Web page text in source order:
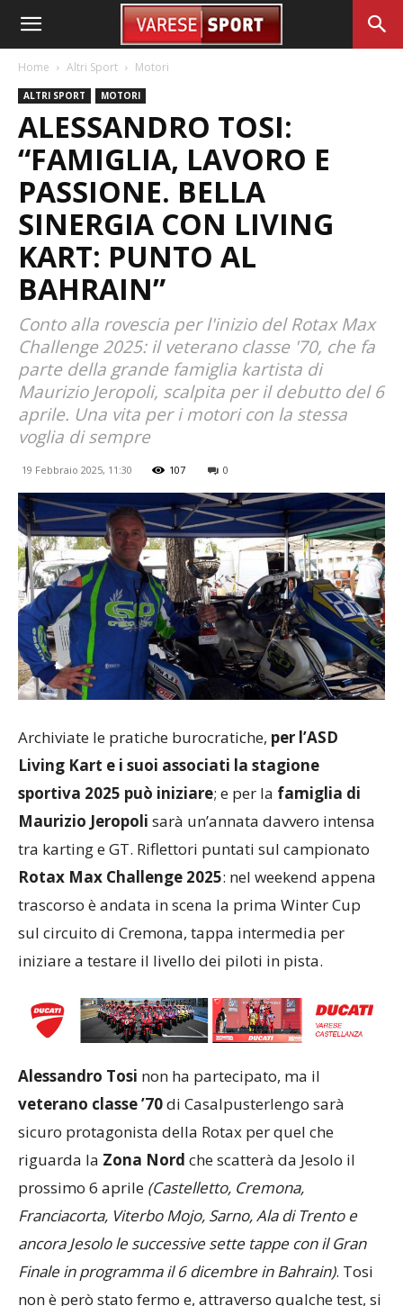
Home Altri Sport Motori
ALTRI SPORT MOTORI
ALESSANDRO TOSI:
“FAMIGLIA, LAVORO E
PASSIONE. BELLA
SINERGIA CON LIVING
KART: PUNTO AL
BAHRAIN”
Conto alla rovescia per l'inizio del Rotax Max
Challenge 2025: il veterano classe '70, che fa
parte della grande famiglia kartista di
Maurizio Jeropoli, scalpita per il debutto del 6
aprile. Una vita per i motori con la stessa
voglia di sempre
19 Febbraio 2025, 11:30 107 0
Archiviate le pratiche burocratiche, per l’ASD
Living Kart e i suoi associati la stagione
sportiva 2025 può iniziare; e per la famiglia di
Maurizio Jeropoli sarà un’annata davvero intensa
tra karting e GT. Riflettori puntati sul campionato
Rotax Max Challenge 2025: nel weekend appena
trascorso è andata in scena la prima Winter Cup
sul circuito di Cremona, tappa intermedia per
iniziare a testare il livello dei piloti in pista.
Alessandro Tosi
non ha partecipato, ma il
sicuro protagonista della Rotax per quel che
Zona Nord
che scatterà da Jesolo il
prossimo 6 aprile (Castelletto, Cremona,
Franciacorta, Viterbo Mojo, Sarno, Ala di Trento e
ancora Jesolo le successive sette tappe con il Gran